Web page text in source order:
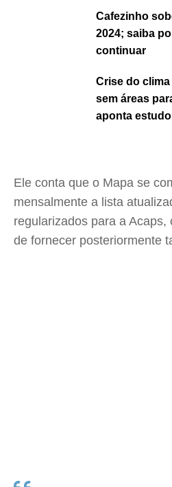
Cafezinho
2024; saiba
continuar
Crise do
sem áreas
aponta estudo
Ele conta que o Mapa se
mensalmente a lista
regularizados para a Acaps,
de fornecer posteriormente